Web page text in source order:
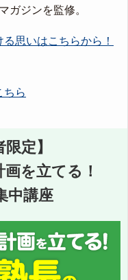
ガジンを監修。
思いはこちらから！
ちら
定】
を立てる！
中講座